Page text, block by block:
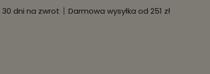
30 dni na zwrot Darmowa wysyłka od 251 zł